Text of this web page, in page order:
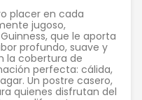
placer en cada
jugoso,
que le aporta
profundo, suave y
la cobertura de
perfecta: cálida,
Un postre casero,
quienes disfrutan del